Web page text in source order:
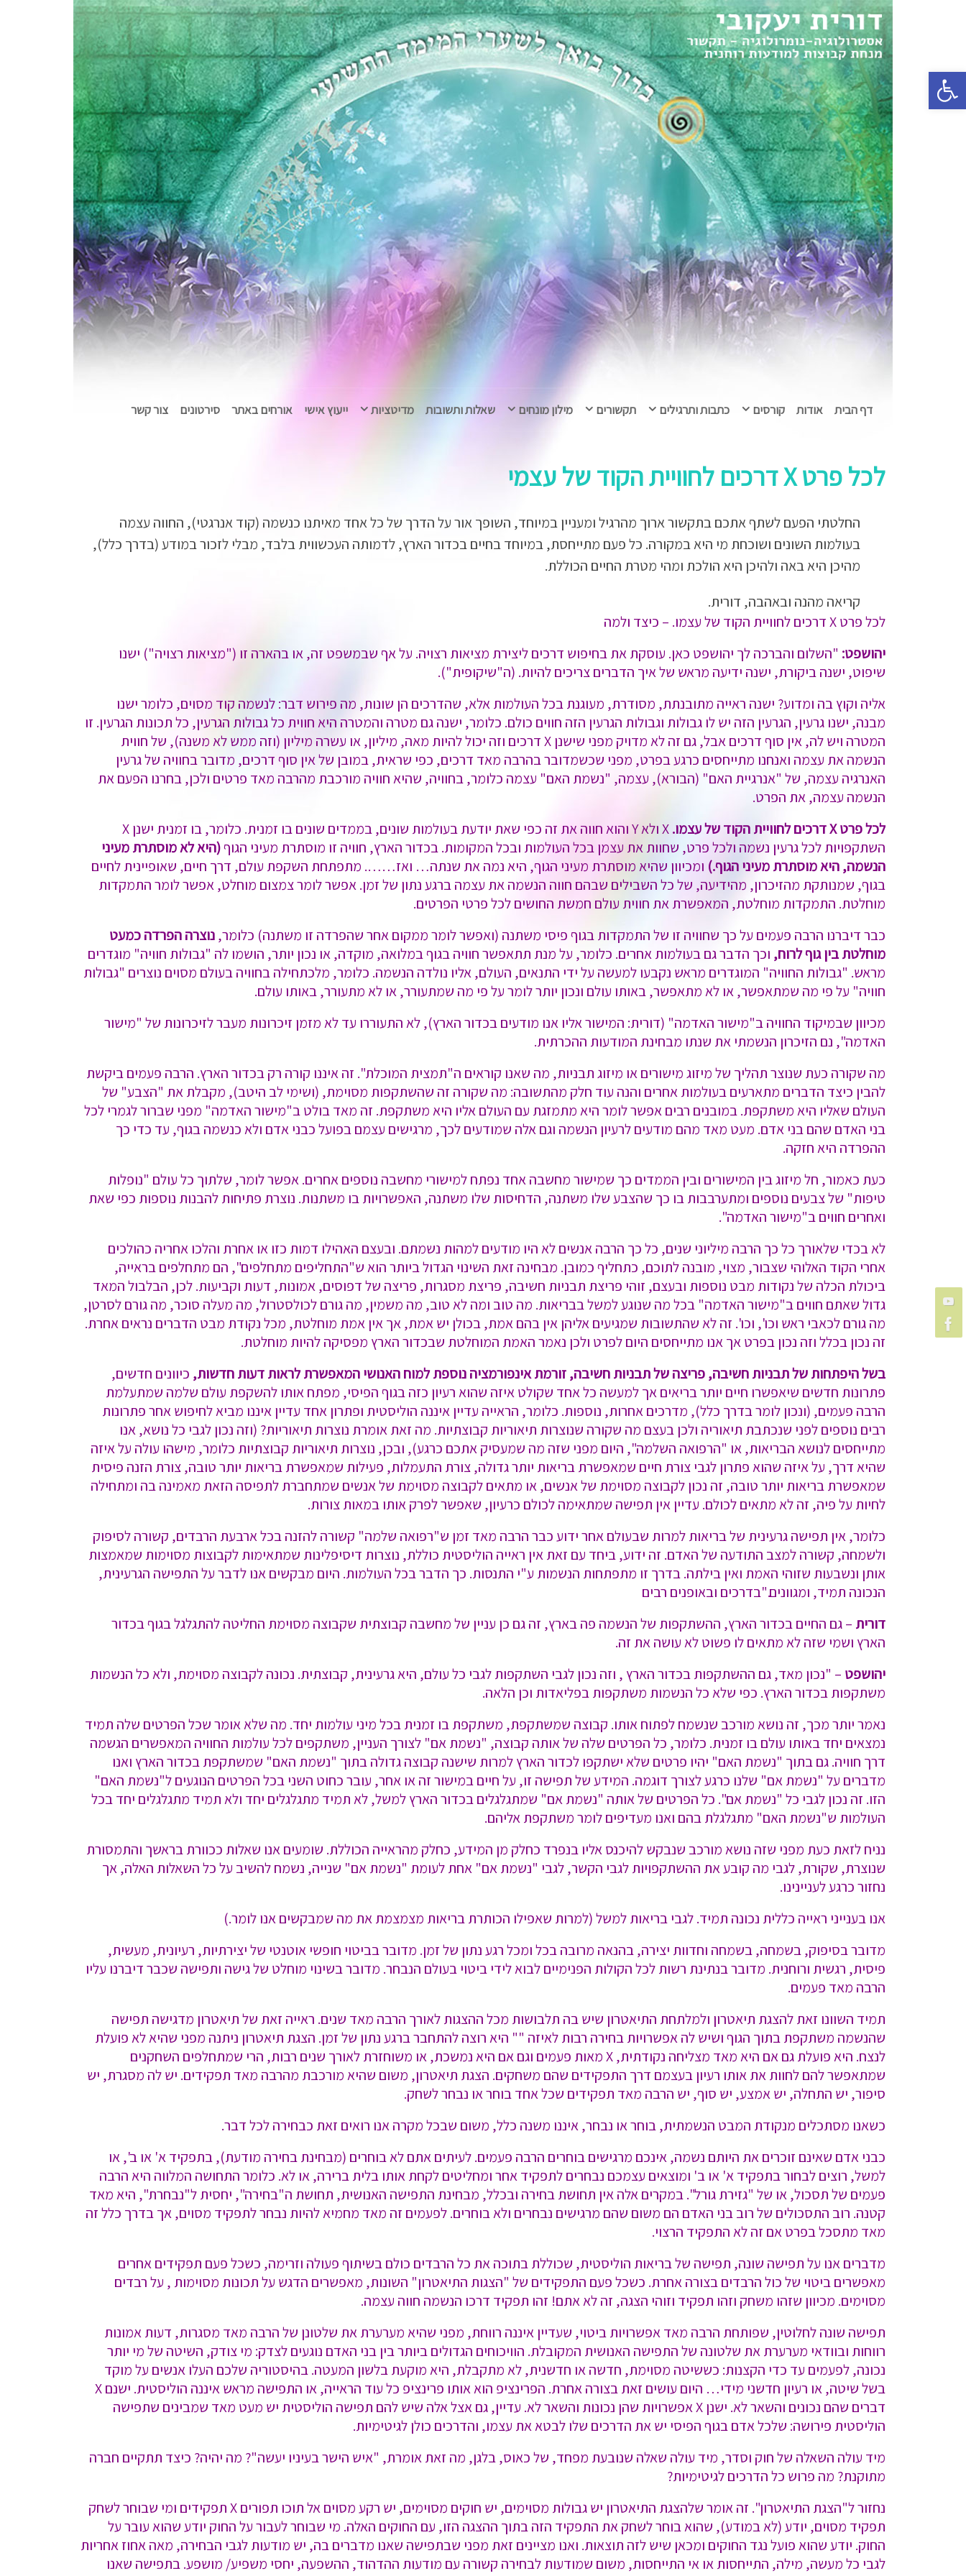
פתח סרגל נגישות
דף הבית אודות קורסים כתבות ותרגילים תקשורים מילון מונחים שאלות ותשובות מדיטציות ייעוץ אישי אורחים באתר סירטונים צור קשר
לכל פרט X דרכים לחוויית הקוד של עצמי
החלטתי הפעם לשתף אתכם בתקשור ארוך מהרגיל ומעניין במיוחד, השופך אור על הדרך של כל אחד מאיתנו כנשמה (קוד אנרגטי), החווה עצמה
בעולמות השונים ושוכחת מי היא במקורה. כל פעם מתייחסת, במיוחד בחיים בכדור הארץ, לדמותה העכשווית בלבד, מבלי לזכור במודע (בדרך כלל),
מהיכן היא באה ולהיכן היא הולכת ומהי מטרת החיים הכוללת.
קריאה מהנה ובאהבה, דורית.
לכל פרט X דרכים לחוויית הקוד של עצמו. – כיצד ולמה
יהושפט: "השלום והברכה לך יהושפט כאן. עוסקת את בחיפוש דרכים ליצירת מציאות רצויה. על אף שבמשפט זה, או בהארה זו ("מציאות רצויה") ישנו
שיפוט, ישנה ביקורת, ישנה ידיעה מראש של איך הדברים צריכים להיות. (ה"שיקופית").
אליה וקוץ בה ומדוע? ישנה ראייה מתובנתת, מסודרת, מעוגנת בכל העולמות אלא, שהדרכים הן שונות, מה פירוש דבר: לנשמה קוד מסוים, כלומר ישנו
מבנה, ישנו גרעין, הגרעין הזה יש לו גבולות וגבולות הגרעין הזה חווים כולם. כלומר, ישנה גם מטרה והמטרה היא חווית כל גבולות הגרעין, כל תכונות הגרעין. זו
המטרה ויש לה, אין סוף דרכים אבל, גם זה לא מדויק מפני שישנן X דרכים וזה יכול להיות מאה, מיליון, או עשרה מיליון (וזה ממש לא משנה), של חווית
הנשמה את עצמה ואנחנו מתייחסים כרגע בפרט, מפני שכשמדובר בהרבה מאד דרכים, כפי שראית, במובן של אין סוף דרכים, מדובר בחוויה של גרעין
האנרגיה עצמה, של "אנרגיית האם" (הבורא), עצמה, "נשמת האם" עצמה כלומר, בחוויה, שהיא חוויה מורכבת מהרבה מאד פרטים ולכן, בחרנו הפעם את
הנשמה עצמה, את הפרט.
לכל פרט X דרכים לחוויית הקוד של עצמו.
X ולא Y והוא חווה את זה כפי שאת יודעת בעולמות שונים, בממדים שונים בו זמנית. כלומר, בו זמנית ישנן X
השתקפויות לכל גרעין נשמה ולכל פרט, שחוות את עצמן בכל העולמות ובכל המקומות. בכדור הארץ, חוויה זו מוסתרת מעיני הגוף(היא לא מוסתרת מעיני
הנשמה, היא מוסתרת מעיני הגוף.) ומכיוון שהיא מוסתרת מעיני הגוף, היא נמה את שנתה… ואז……. מתפתחת השקפת עולם, דרך חיים, שאופיינית לחיים
בגוף, שמנותקת מהזיכרון, מהידיעה, של כל השבילים שבהם חווה הנשמה את עצמה ברגע נתון של זמן. אפשר לומר צמצום מוחלט, אפשר לומר התמקדות
מוחלטת. התמקדות מוחלטת, המאפשרת את חווית עולם חמשת החושים לכל פרטי הפרטים.
כבר דיברנו הרבה פעמים על כך שחוויה זו של התמקדות בגוף פיסי משתנה (ואפשר לומר ממקום אחר שהפרדה זו משתנה) כלומר,נוצרה הפרדה כמעט
מוחלטת בין גוף לרוח, וכך הדבר גם בעולמות אחרים. כלומר, על מנת תתאפשר חוויה בגוף במלואה, מוקדה, או נכון יותר, הושמו לה "גבולות חוויה" מוגדרים
מראש. "גבולות החוויה" המוגדרים מראש נקבעו למעשה על ידי התנאים, העולם, אליו נולדה הנשמה. כלומר, מלכתחילה בחוויה בעולם מסוים נוצרים "גבולות
חוויה" על פי מה שמתאפשר, או לא מתאפשר, באותו עולם ונכון יותר לומר על פי מה שמתעורר, או לא מתעורר, באותו עולם.
מכיוון שבמיקוד החוויה ב"מישור האדמה" (דורית: המישור אליו אנו מודעים בכדור הארץ), לא התעוררו עד לא מזמן זיכרונות מעבר לזיכרונות של "מישור
האדמה", נם הזיכרון הנשמתי את שנתו מבחינת המודעות ההכרתית.
מה שקורה כעת שנוצר תהליך של מיזוג מישורים או מיזוג תבניות, מה שאנו קוראים ה"תמצית המוכלת". זה איננו קורה רק בכדור הארץ. הרבה פעמים ביקשת
להבין כיצד הדברים מתארעים בעולמות אחרים והנה עוד חלק מהתשובה: מה שקורה זה שהשתקפות מסוימת, (ושימי לב היטב), מקבלת את "הצבע" של
העולם שאליו היא משתקפת. במובנים רבים אפשר לומר היא מתמזגת עם העולם אליו היא משתקפת. זה מאד בולט ב"מישור האדמה" מפני שברור לגמרי לכל
בני האדם שהם בני אדם. מעט מאד מהם מודעים לרעיון הנשמה וגם אלה שמודעים לכך, מרגישים עצמם בפועל כבני אדם ולא כנשמה בגוף, עד כדי כך
ההפרדה היא חזקה.
כעת כאמור, חל מיזוג בין המישורים ובין הממדים כך שמישור מחשבה אחד נפתח למישורי מחשבה נוספים אחרים. אפשר לומר, שלתוך כל עולם "נופלות
טיפות" של צבעים נוספים ומתערבבות בו כך שהצבע שלו משתנה, הדחיסות שלו משתנה, האפשרויות בו משתנות. נוצרת פתיחות להבנות נוספות כפי שאת
ואחרים חווים ב"מישור האדמה".
לא בכדי שלאורך כל כך הרבה מיליוני שנים, כל כך הרבה אנשים לא היו מודעים למהות נשמתם. ובעצם האהילו דמות כזו או אחרת והלכו אחריה כהולכים
אחרי הקוד האלוהי שצבור, מצוי, מובנה לתוכם, כתחליף כמובן. מבחינה זאת השינוי הגדול ביותר הוא ש"התחליפים מתחלפים", הם מתחלפים בראייה,
ביכולת הכלה של נקודות מבט נוספות ובעצם, זוהי פריצת תבניות חשיבה, פריצת מסגרות, פריצה של דפוסים, אמונות, דעות וקביעות. לכן, הבלבול המאד
גדול שאתם חווים ב"מישור האדמה" בכל מה שנוגע למשל בבריאות. מה טוב ומה לא טוב, מה משמין, מה גורם לכולסטרול, מה מעלה סוכר, מה גורם לסרטן,
מה גורם לכאבי ראש וכו', וכו'. זה לא שהתשובות שמגיעים אליהן אין בהם אמת, בכולן יש אמת, אך אין אמת מוחלטת, מכל נקודת מבט הדברים נראים אחרת.
זה נכון בכלל וזה נכון בפרט אך אנו מתייחסים היום לפרט ולכן נאמר האמת המוחלטת שבכדור הארץ מפסיקה להיות מוחלטת.
בשל היפתחות של תבניות חשיבה, פריצה של תבניות חשיבה, זורמת אינפורמציה נוספת למוח האנושי המאפשרת לראות דעות חדשות, כיוונים חדשים,
פתרונות חדשים שיאפשרו חיים יותר בריאים אך למעשה כל אחד שקולט איזה שהוא רעיון כזה בגוף הפיסי, מפתח אותו להשקפת עולם שלמה שמתעלמת
הרבה פעמים, (ונכון לומר בדרך כלל), מדרכים אחרות, נוספות. כלומר, הראייה עדיין איננה הוליסטית ופתרון אחד עדיין איננו מביא לחיפוש אחר פתרונות
רבים נוספים לפני שנכתבת תיאוריה ולכן בעצם מה שקורה שנוצרות תיאוריות קבוצתיות. מה זאת אומרת נוצרות תיאוריות? (וזה נכון לגבי כל נושא, אנו
מתייחסים לנושא הבריאות, או "הרפואה השלמה", היום מפני שזה מה שמעסיק אתכם כרגע), ובכן, נוצרות תיאוריות קבוצתיות כלומר, מישהו עולה על איזה
שהיא דרך, על איזה שהוא פתרון לגבי צורת חיים שמאפשרת בריאות יותר גדולה, צורת התעמלות, פעילות שמאפשרת בריאות יותר טובה, צורת הזנה פיסית
שמאפשרת בריאות יותר טובה, זה נכון לקבוצה מסוימת של אנשים, או מתאים לקבוצה מסוימת של אנשים שמתחברת לתפיסה הזאת מאמינה בה ומתחילה
לחיות על פיה, זה לא מתאים לכולם. עדיין אין תפישה שמתאימה לכולם כרעיון, שאפשר לפרק אותו במאות צורות.
כלומר, אין תפישה גרעינית של בריאות למרות שבעולם אחר ידוע כבר הרבה מאד זמן ש"רפואה שלמה" קשורה להזנה בכל ארבעת הרבדים, קשורה לסיפוק
ולשמחה, קשורה למצב התודעה של האדם. זה ידוע, ביחד עם זאת אין ראייה הוליסטית כוללת, נוצרות דיסיפלינות שמתאימות לקבוצות מסוימות שמאמצות
אותן ונשבעות שזוהי האמת ואין בילתה. בדרך זו מתפתחות הנשמות ע"י התנסות. כך הדבר בכל העולמות. היום מבקשים אנו לדבר על התפישה הגרעינית,
הנכונה תמיד, ומגוונים."בדרכים ובאופנים רבים
דורית – גם החיים בכדור הארץ, ההשתקפות של הנשמה פה בארץ, זה גם כן עניין של מחשבה קבוצתית שקבוצה מסוימת החליטה להתגלגל בגוף בכדור
הארץ ושמי שזה לא מתאים לו פשוט לא עושה את זה.
יהושפט – "נכון מאד, גם ההשתקפות בכדור הארץ , וזה נכון לגבי השתקפות לגבי כל עולם, היא גרעינית, קבוצתית. נכונה לקבוצה מסוימת, ולא כל הנשמות
משתקפות בכדור הארץ. כפי שלא כל הנשמות משתקפות בפליאדות וכן הלאה.
נאמר יותר מכך, זה נושא מורכב שנשמח לפתוח אותו. קבוצה שמשתקפת, משתקפת בו זמנית בכל מיני עולמות יחד. מה שלא אומר שכל הפרטים שלה תמיד
נמצאים יחד באותו עולם בו זמנית. כלומר, כל הפרטים שלה של אותה קבוצה, "נשמת אם" לצורך העניין, משתקפים לכל עולמות החוויה המאפשרים הגשמה
דרך חוויה. גם בתוך "נשמת האם" יהיו פרטים שלא ישתקפו לכדור הארץ למרות שישנה קבוצה גדולה בתוך "נשמת האם" שמשתקפת בכדור הארץ ואנו
מדברים על "נשמת אם" שלנו כרגע לצורך דוגמה. המידע של תפישה זו, על חיים במישור זה או אחר, עובר כחוט השני בכל הפרטים הנוגעים ל"נשמת האם"
הזו. זה נכון לגבי כל "נשמת אם". כל הפרטים של אותה "נשמת אם" שמתגלגלים בכדור הארץ למשל, לא תמיד מתגלגלים יחד ולא תמיד מתגלגלים יחד בכל
העולמות ש"נשמת האם" מתגלגלת בהם ואנו מעדיפים לומר משתקפת אליהם.
נניח לזאת כעת מפני שזה נושא מורכב שנבקש להיכנס אליו בנפרד כחלק מן המידע, כחלק מהראייה הכוללת. שומעים אנו שאלות ככוורת בראשך והתמסורת
שנוצרת, שקורת, לגבי מה קובע את ההשתקפויות לגבי הקשר, לגבי "נשמת אם" אחת לעומת "נשמת אם" שנייה, נשמח להשיב על כל השאלות האלה, אך
נחזור כרגע לעניינינו.
אנו בענייני ראייה כללית נכונה תמיד. לגבי בריאות למשל (למרות שאפילו הכותרת בריאות מצמצמת את מה שמבקשים אנו לומר.)
מדובר בסיפוק, בשמחה, בשמחה וחדוות יצירה, בהנאה מרובה בכל ומכל רגע נתון של זמן. מדובר בביטוי חופשי אוטנטי של יצירתיות, רעיונית, מעשית,
פיסית, רגשית ורוחנית. מדובר בנתינת רשות לכל הקולות הפנימיים לבוא לידי ביטוי בעולם הנבחר. מדובר בשינוי מוחלט של גישה ותפישה שכבר דיברנו עליו
הרבה מאד פעמים.
תמיד השוונו זאת להצגת תיאטרון ולמלתחת התיאטרון שיש בה תלבושות מכל ההצגות לאורך הרבה מאד שנים. ראייה זאת של תיאטרון מדגישה תפישה
שהנשמה משתקפת בתוך הגוף ושיש לה אפשרויות בחירה רבות לאיזה "" היא רוצה להתחבר ברגע נתון של זמן. הצגת תיאטרון ניתנה מפני שהיא לא פועלת
לנצח. היא פועלת גם אם היא מאד מצליחה נקודתית, X מאות פעמים וגם אם היא נמשכת, או משוחזרת לאורך שנים רבות, הרי שמתחלפים השחקנים
שמתאפשר להם לחוות את אותו רעיון בעצמם דרך התפקידים שהם משחקים. הצגת תיאטרון, משום שהיא מורכבת מהרבה מאד תפקידים. יש לה מסגרת, יש
סיפור, יש התחלה, יש אמצע, יש סוף, יש הרבה מאד תפקידים שכל אחד בוחר או נבחר לשחק.
כשאנו מסתכלים מנקודת המבט הנשמתית, בוחר או נבחר, איננו משנה כלל, משום שבכל מקרה אנו רואים זאת כבחירה לכל דבר.
כבני אדם שאינם זוכרים את היותם נשמה, אינכם מרגישים בוחרים הרבה פעמים. לעיתים אתם לא בוחרים (מבחינת בחירה מודעת), בתפקיד א' או ב', או
למשל, רוצים לבחור בתפקיד א' או ב' ומוצאים עצמכם נבחרים לתפקיד אחר ומחליטים לקחת אותו בלית ברירה, או לא. כלומר התחושה המלווה היא הרבה
פעמים של תסכול, או של "גזירת גורל". במקרים אלה אין תחושת בחירה ובכלל, מבחינת התפישה האנושית, תחושת ה"בחירה", יחסית ל"נבחרת", היא מאד
קטנה. רוב התסכולים של רוב בני האדם הם משום שהם מרגישים נבחרים ולא בוחרים. לפעמים זה מאד מחמיא להיות נבחר לתפקיד מסוים, אך בדרך כלל זה
מאד מתסכל בפרט אם זה לא התפקיד הרצוי.
מדברים אנו על תפישה שונה, תפישה של בריאות הוליסטית, שכוללת בתוכה את כל הרבדים כולם בשיתוף פעולה וזרימה, כשכל פעם תפקידים אחרים
מאפשרים ביטוי של כול הרבדים בצורה אחרת. כשכל פעם התפקידים של "הצגות התיאטרון" השונות, מאפשרים הדגש על תכונות מסוימות , על רבדים
מסוימים. מכיוון שזהו משחק וזהו תפקיד וזוהי הצגה, זה לא אתם! זהו תפקיד דרכו הנשמה חווה עצמה.
תפישה שונה לחלוטין, שפותחת הרבה מאד אפשרויות ביטוי, שעדיין איננה רווחת, מפני שהיא מערערת את שלטונן של הרבה מאד מסגרות, דעות אמונות
רווחות ובוודאי מערערת את שלטונה של התפישה האנושית המקובלת. הוויכוחים הגדולים ביותר בין בני האדם נוגעים לצדק: מי צודק, השיטה של מי יותר
נכונה, לפעמים עד כדי הקצנות: כששיטה מסוימת, חדשה או חדשנית, לא מתקבלת, היא מוקעת בלשון המעטה. בהיסטוריה שלכם העלו אנשים על מוקד
בשל שיטה, או רעיון חדשני מידי… היום עושים זאת בצורה אחרת. הפרינציפ הוא אותו פרינציפ כל עוד הראייה, או התפישה מראש איננה הוליסטית. ישנם X
דברים שהם נכונים והשאר לא. ישנן X אפשרויות שהן נכונות והשאר לא. עדיין, גם אצל אלה שיש להם תפישה הוליסטית יש מעט מאד שמבינים שתפישה
הוליסטית פירושה: שלכל אדם בגוף הפיסי יש את הדרכים שלו לבטא את עצמו, והדרכים כולן לגיטימיות.
מיד עולה השאלה של חוק וסדר, מיד עולה שאלה שנובעת מפחד, של כאוס, בלגן, מה זאת אומרת, "איש הישר בעיניו יעשה"? מה יהיה? כיצד תתקיים חברה
מתוקנת? מה פרוש כל הדרכים לגיטימיות?
נחזור ל"הצגת התיאטרון". זה אומר שלהצגת התיאטרון יש גבולות מסוימים, יש חוקים מסוימים, יש רקע מסוים אל תוכו תפורים X תפקידים ומי שבוחר לשחק
תפקיד מסוים, יודע (לא במודע), שהוא בוחר לשחק את התפקיד הזה בתוך ההצגה הזו, עם החוקים האלה. מי שבוחר לעבור על החוק יודע שהוא עובר על
החוק. יודע שהוא פועל נגד החוקים ומכאן שיש לזה תוצאות. ואנו מציינים זאת מפני שבתפישה שאנו מדברים בה, יש מודעות לגבי הבחירה, מאה אחוז אחריות
לגבי כל מעשה, מילה, התייחסות או אי התייחסות, משום שמודעות לבחירה קשורה עם מודעות ההדהוד, ההשפעה, יחסי משפיע/ מושפע. בתפישה שאנו